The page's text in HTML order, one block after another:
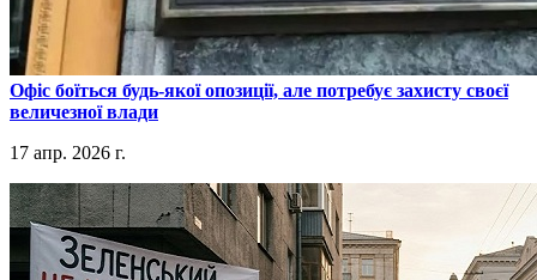
​Офіс боїться будь-якої опозиції, але потребує захисту своєї
величезної влади
17 апр. 2026 г.